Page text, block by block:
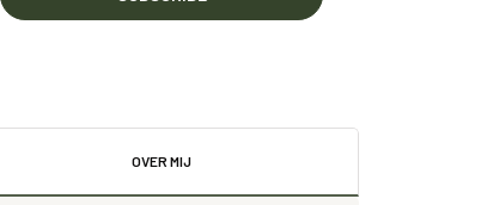
OVER MIJ